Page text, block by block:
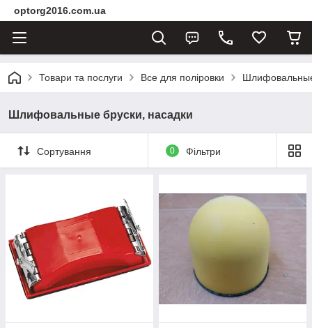
optorg2016.com.ua
Товари та послуги Все для поліровки
Шлифовальные бруски, насадки
Сортування 0 Фільтри